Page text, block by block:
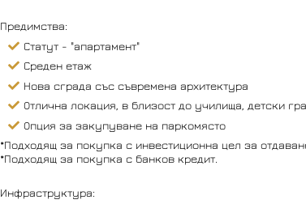
Предимства:
Статут - "апартамент"
Среден етаж
Нова сграда със съвремена архитектура
Отлична локация, в близост до училища, детски
Опция за закупуване на паркомясто
*Подходящ за покупка с инвестиционна цел за
*Подходящ за покупка с банков кредит.
Инфраструктура: